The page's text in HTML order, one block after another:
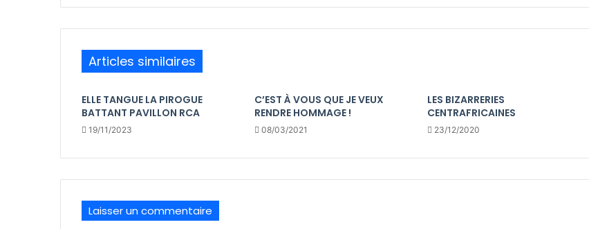
Articles similaires
ELLE TANGUE LA PIROGUE
BATTANT PAVILLON RCA
19/11/2023
C’EST À VOUS QUE JE VEUX
RENDRE HOMMAGE !
08/03/2021
LES BIZARRERIES
CENTRAFRICAINES
23/12/2020
Laisser un commentaire